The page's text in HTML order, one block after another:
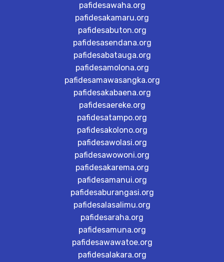
pafidesawaha.org
pafidesakamaru.org
pafidesabuton.org
pafidesasendana.org
pafidesabatauga.org
pafidesamolona.org
pafidesamawasangka.org
pafidesakabaena.org
pafidesaereke.org
pafidesatampo.org
pafidesakolono.org
pafidesawolasi.org
pafidesawowoni.org
pafidesakarema.org
pafidesamanui.org
pafidesaburangasi.org
pafidesalasalimu.org
pafidesaraha.org
pafidesamuna.org
pafidesawawatoe.org
pafidesalakara.org